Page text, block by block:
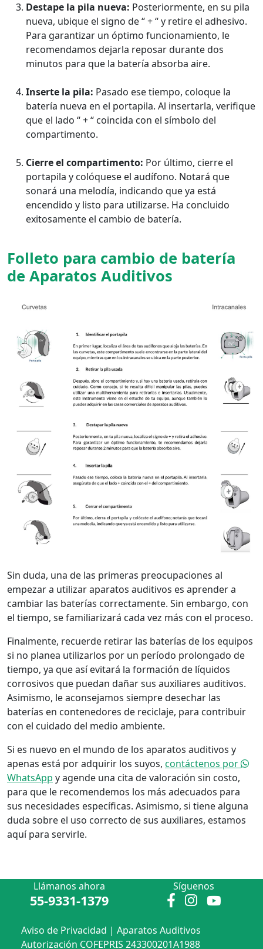
Destape la pila nueva: Posteriormente, en su pila
nueva, ubique el signo de “ + “ y retire el adhesivo.
Para garantizar un óptimo funcionamiento, le
recomendamos dejarla reposar durante dos
minutos para que la batería absorba aire.
Inserte la pila: Pasado ese tiempo, coloque la
batería nueva en el portapila. Al insertarla, verifique
que el lado “ + “ coincida con el símbolo del
compartimento.
Cierre el compartimento: Por último, cierre el
portapila y colóquese el audífono. Notará que
sonará una melodía, indicando que ya está
encendido y listo para utilizarse. Ha concluido
exitosamente el cambio de batería.
Folleto para cambio de batería
de Aparatos Auditivos
Sin duda, una de las primeras preocupaciones al
empezar a utilizar aparatos auditivos es aprender a
cambiar las baterías correctamente. Sin embargo, con
el tiempo, se familiarizará cada vez más con el proceso.
Finalmente, recuerde retirar las baterías de los equipos
si no planea utilizarlos por un período prolongado de
tiempo, ya que así evitará la formación de líquidos
corrosivos que puedan dañar sus auxiliares auditivos.
Asimismo, le aconsejamos siempre desechar las
baterías en contenedores de reciclaje, para contribuir
con el cuidado del medio ambiente.
Si es nuevo en el mundo de los aparatos auditivos y
apenas está por adquirir los suyos, contáctenos por
WhatsApp y agende una cita de valoración sin costo,
para que le recomendemos los más adecuados para
sus necesidades específicas. Asimismo, si tiene alguna
duda sobre el uso correcto de sus auxiliares, estamos
aquí para servirle.
Llámanos ahora
55-9331-1379
Síguenos
Aviso de Privacidad | Aparatos Auditivos
Autorización COFEPRIS 243300201A1988